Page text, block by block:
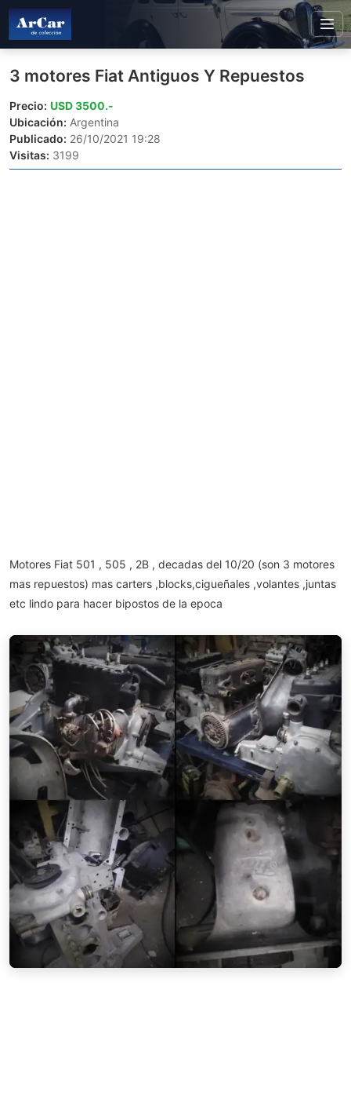
3 motores Fiat Antiguos Y Repuestos
Precio: USD 3500.-
Ubicación: Argentina
Publicado: 26/10/2021 19:28
Visitas: 3199
Motores Fiat 501 , 505 , 2B , decadas del 10/20 (son 3 motores
mas repuestos) mas carters ,blocks,cigueñales ,volantes ,juntas
etc lindo para hacer bipostos de la epoca